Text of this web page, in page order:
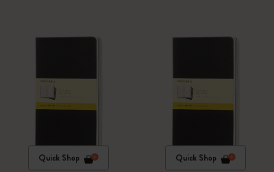
Quick Shop Quick Shop